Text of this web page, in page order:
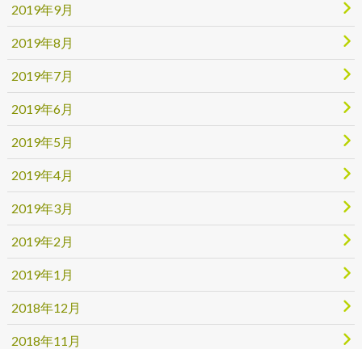
2019年9月
2019年8月
2019年7月
2019年6月
2019年5月
2019年4月
2019年3月
2019年2月
2019年1月
2018年12月
2018年11月